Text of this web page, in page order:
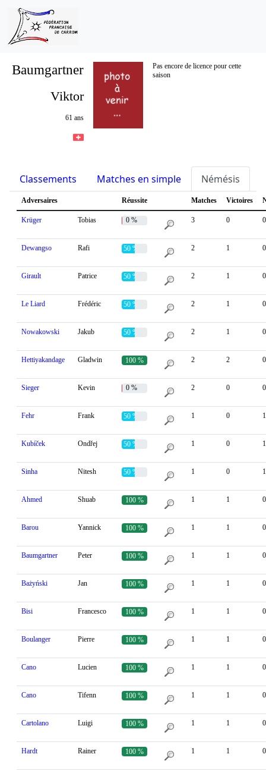
Baumgartner
Pas encore de licence pour cette
saison
Viktor
61 ans
Classements Matches en simple Némésis
Adversaires Réussite Matches Victoires
Krüger Tobias 0 % 3 0 0
Dewangso Rafi 50 % 2 1 0
Girault Patrice 50 % 2 1 0
Le Liard Frédéric 50 % 2 1 0
Nowakowski Jakub 50 % 2 1 0
Hettiyakandage Gladwin 100 % 2 2 0
Sieger Kevin 0 % 2 0 0
Fehr Frank 50 % 1 0 1
Kubíček Ondřej 50 % 1 0 1
Sinha Nitesh 50 % 1 0 1
Ahmed Shuab 100 % 1 1 0
Barou Yannick 100 % 1 1 0
Baumgartner Peter 100 % 1 1 0
Bażyński Jan 100 % 1 1 0
Bisi Francesco 100 % 1 1 0
Boulanger Pierre 100 % 1 1 0
Cano Lucien 100 % 1 1 0
Cano Tifenn 100 % 1 1 0
Cartolano Luigi 100 % 1 1 0
Hardt Rainer 100 % 1 1 0